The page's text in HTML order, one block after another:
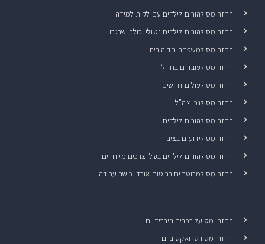
החזר מס להורים לילדים עם לקות למידה
החזר מס להורים לילדים נטולי יכולת שבגרו
החזר מס למשפחה חד הורית
החזר מס לעובדים בחו"ל
החזר מס לעולים חדשים
החזר מס לנכי צה"ל
החזר מס להורים לילדים
החזר מס לידועים בציבור
החזר מס להורים לילדים בעלי צרכים מיוחדים
החזר מס למבוטחים בביטוח אובדן כושר עבודה
החזרי מס על רכבים היברידיים
החזרי מס רטרואקטיביים